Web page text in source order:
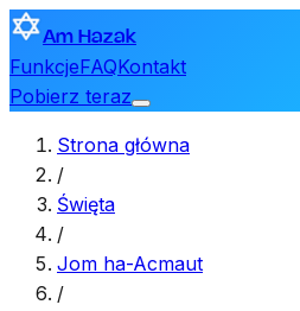
Am Hazak
FunkcjeFAQKontakt
Pobierz teraz
Strona główna
/
Święta
/
Jom ha-Acmaut
/